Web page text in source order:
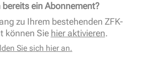
bereits ein Abonnement?
zu Ihrem bestehenden ZFK-
können Sie hier aktivieren.
Sie sich hier an.